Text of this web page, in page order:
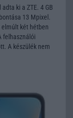
ki a ZTE. 4 GB
13 Mpixel.
két hétben
felhasználói
A készülék nem